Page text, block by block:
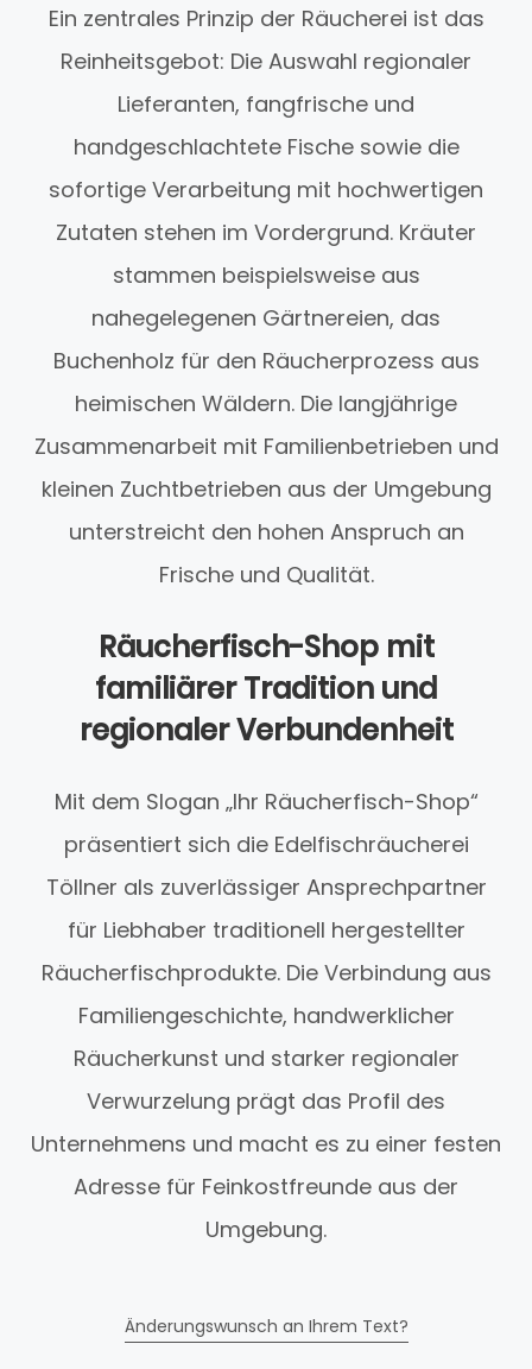
Ein zentrales Prinzip der Räucherei ist das
Reinheitsgebot: Die Auswahl regionaler
Lieferanten, fangfrische und
handgeschlachtete Fische sowie die
sofortige Verarbeitung mit hochwertigen
Zutaten stehen im Vordergrund. Kräuter
stammen beispielsweise aus
nahegelegenen Gärtnereien, das
Buchenholz für den Räucherprozess aus
heimischen Wäldern. Die langjährige
Zusammenarbeit mit Familienbetrieben und
kleinen Zuchtbetrieben aus der Umgebung
unterstreicht den hohen Anspruch an
Frische und Qualität.
Räucherfisch-Shop mit
familiärer Tradition und
regionaler Verbundenheit
Mit dem Slogan „Ihr Räucherfisch-Shop“
präsentiert sich die Edelfischräucherei
Töllner als zuverlässiger Ansprechpartner
für Liebhaber traditionell hergestellter
Räucherfischprodukte. Die Verbindung aus
Familiengeschichte, handwerklicher
Räucherkunst und starker regionaler
Verwurzelung prägt das Profil des
Unternehmens und macht es zu einer festen
Adresse für Feinkostfreunde aus der
Umgebung.
Änderungswunsch an Ihrem Text?